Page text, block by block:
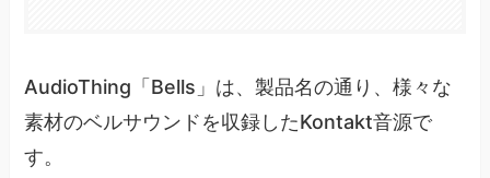
AudioThing「Bells」は、製品名の通り、様々な
素材のベルサウンドを収録したKontakt音源で
す。